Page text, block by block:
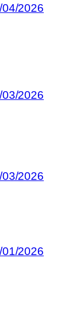
04/2026
03/2026
03/2026
2026